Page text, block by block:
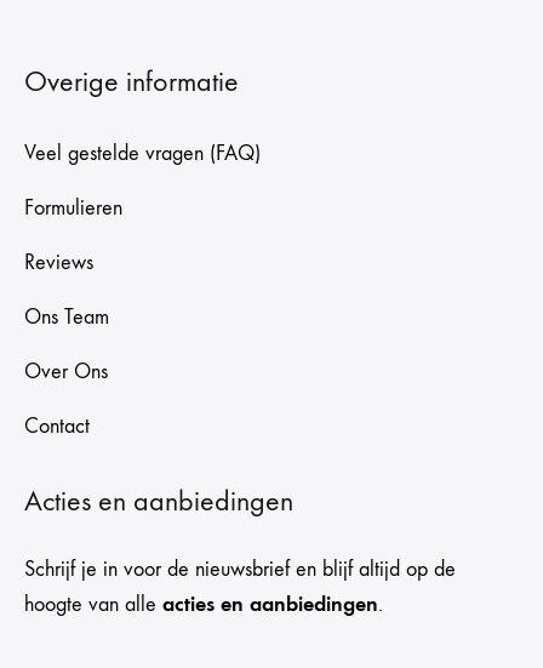
Overige informatie
Veel gestelde vragen (FAQ)
Formulieren
Reviews
Ons Team
Over Ons
Contact
Acties en aanbiedingen
Schrijf je in voor de nieuwsbrief en blijf altijd op de
hoogte van alle acties en aanbiedingen.